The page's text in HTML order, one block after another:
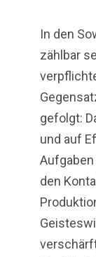
In den
zählbar
gefolgt:
und auf
den